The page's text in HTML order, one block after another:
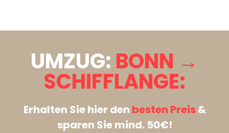
UMZUG: BONN →
SCHIFFLANGE:
Erhalten Sie hier den besten Preis&
sparen Sie mind. 50€!